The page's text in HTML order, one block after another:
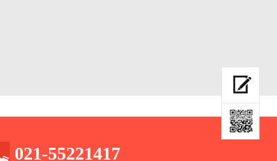
021-55221417